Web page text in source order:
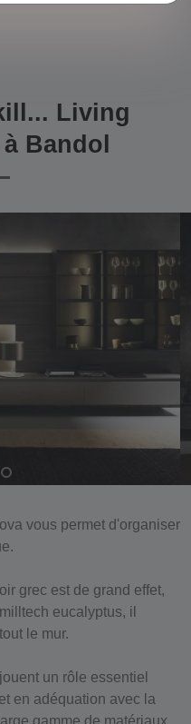
Living
Bandol
vous permet d'organiser
.
grec est de grand effet,
eucalyptus, il
le mur.
un rôle essentiel
en adéquation avec la
gamme de matériaux